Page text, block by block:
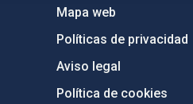
Mapa web
Políticas de privacidad
Aviso legal
Política de cookies